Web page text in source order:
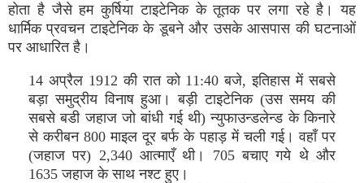
होता है जैसे हम कुर्षिया टाइटेनिक के तूतक पर लगा रहे है। यह
धार्मिक प्रवचन टाइटेनिक के डूबने और उसके आसपास की घटनाओं
पर आधारित है।
14 अप्रैल 1912 की रात को 11:40 बजे, इतिहास में सबसे
बड़ा समुद्रीय विनाष हुआ। बड़ी टाइटेनिक (उस समय की
सबसे बडी जहाज जो बांधी गई थी) न्युफाउन्डलेन्ड के किनारे
से करीबन 800 माइल दूर बर्फ के पहाड़ में चली गई। वहाँ पर
(जहाज पर) 2,340 आत्माएँ थी। 705 बचाए गये थे और
1635 जहाज के साथ नश्ट हुए।